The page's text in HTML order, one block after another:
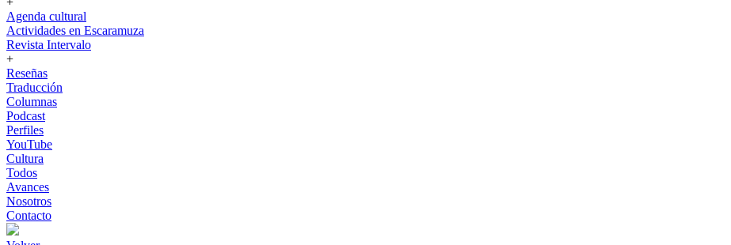
Agenda cultural
Actividades en Escaramuza
Revista Intervalo
+
Reseñas
Traducción
Columnas
Podcast
Perfiles
YouTube
Cultura
Todos
Avances
Nosotros
Contacto